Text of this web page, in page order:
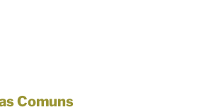
Comuns